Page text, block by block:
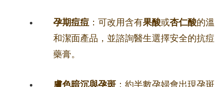
孕期痘痘 ：可改用含有果酸或杏仁酸的溫
和潔面產品，並諮詢醫生選擇安全的抗痘
藥膏。
膚色暗沉與孕斑 ：約半數孕婦會出現孕斑